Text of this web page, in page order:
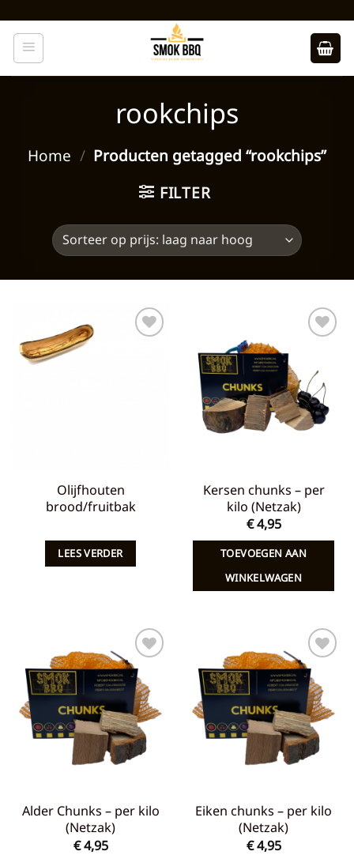
naar
inhoud
rookchips
Home / Producten getagged “rookchips”
FILTER
Olijfhouten
brood/fruitbak
LEES VERDER
Toevoegen
verlanglijst
Kersen chunks – per
kilo (Netzak)
€4,95
TOEVOEGEN AAN
WINKELWAGEN
Toevoegen
aan
verlanglijst
Alder Chunks – per kilo
(Netzak)
€4,95
Toevoegen
aan
verlanglijst
Eiken chunks – per kilo
(Netzak)
€4,95